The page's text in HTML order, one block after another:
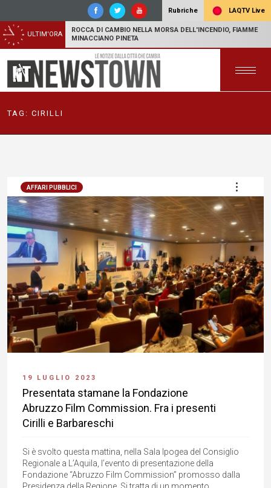
Rubriche LAQTV Live
ULTIM'ORA
ROCCA DI CAMBIO NELLA MORSA DELL'INCENDIO, FIAMME
MINACCIANO PINETA
TAG: CIRILLI
AFFARI PUBBLICI
19 LUGLIO 2023
Presentata stamane la Fondazione
Abruzzo Film Commission. Fra i presenti
Cirilli e Barbareschi
Si è svolto questa mattina, nella Sala Ipogea del Consiglio
Regionale a L’Aquila, l’evento di presentazione della
Fondazione “Abruzzo Film Commission” promosso dalla